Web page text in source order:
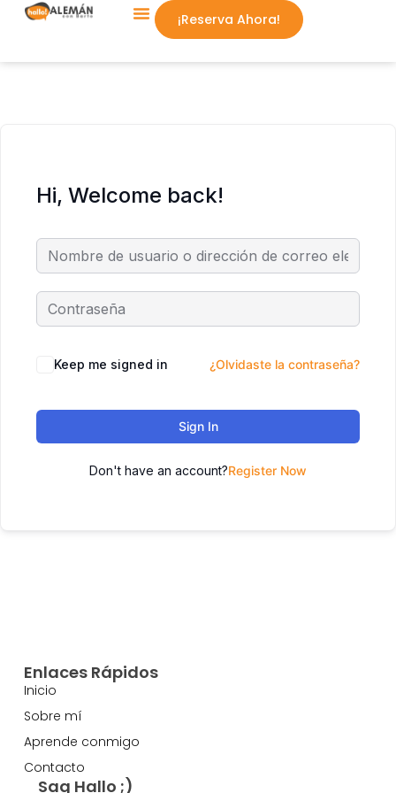
¡Reserva Ahora!
Hi, Welcome back!
Keep me signed in ¿Olvidaste la contraseña?
Sign In
Don't have an account?Register Now
Enlaces Rápidos
Inicio
Sobre mí
Aprende conmigo
Contacto
Sag Hallo ;)